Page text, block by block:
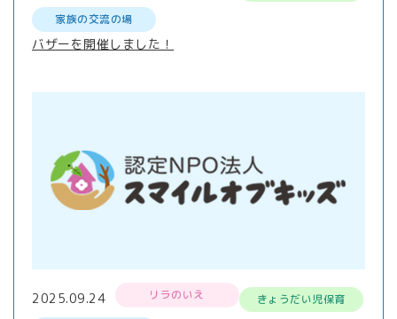
家族の交流の場
バザーを開催しました！
2025.09.24 リラのいえ
きょうだい児保育